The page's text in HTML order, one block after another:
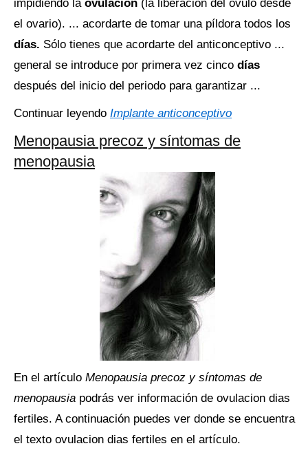
impidiendo la ovulación (la liberación del óvulo desde
el ovario). ... acordarte de tomar una píldora todos los
días. Sólo tienes que acordarte del anticonceptivo ...
general se introduce por primera vez cinco días
después del inicio del periodo para garantizar ...
Continuar leyendo Implante anticonceptivo
Menopausia precoz y síntomas de
menopausia
En el artículo Menopausia precoz y síntomas de
menopausia podrás ver información de ovulacion dias
fertiles. A continuación puedes ver donde se encuentra
el texto ovulacion dias fertiles en el artículo.